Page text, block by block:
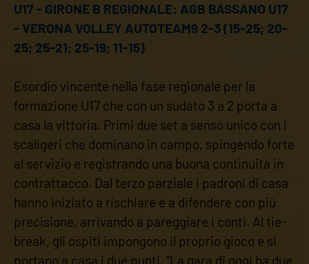
U17 - GIRONE B REGIONALE: AGB BASSANO U17
- VERONA VOLLEY AUTOTEAM9 2-3 (15-25; 20-
25; 25-21; 25-19; 11-15)
Esordio vincente nella fase regionale per la
formazione U17 che con un sudato 3 a 2 porta a
casa la vittoria. Primi due set a senso unico con i
scaligeri che dominano in campo, spingendo forte
al servizio e registrando una buona continuità in
contrattacco. Dal terzo parziale i padroni di casa
hanno iniziato a rischiare e a difendere con più
precisione, arrivando a pareggiare i conti. Al tie-
break, gli ospiti impongono il proprio gioco e si
portano a casa i due punti. "La gara di oggi ha due